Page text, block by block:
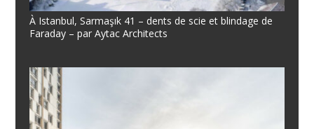
À Istanbul, Sarmaşık 41 – dents de scie et blindage de
Faraday – par Aytac Architects